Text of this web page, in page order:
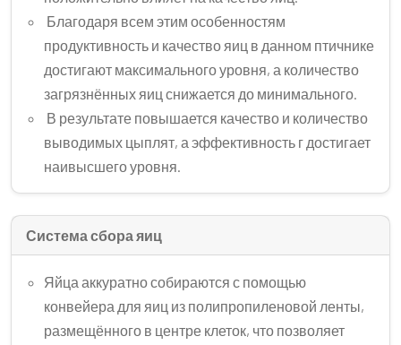
Благодаря всем этим особенностям
продуктивность и качество яиц в данном птичнике
достигают максимального уровня, а количество
загрязнённых яиц снижается до минимального.
В результате повышается качество и количество
выводимых цыплят, а эффективность г достигает
наивысшего уровня.
Система сбора яиц
Яйца аккуратно собираются с помощью
конвейера для яиц из полипропиленовой ленты,
размещённого в центре клеток, что позволяет